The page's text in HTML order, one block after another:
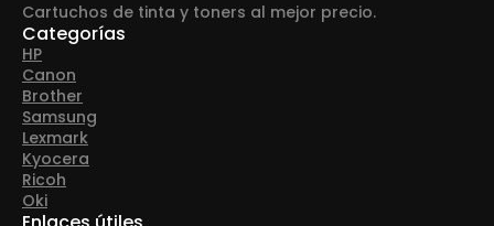
Cartuchos de tinta y toners al mejor precio.
Categorías
HP
Canon
Brother
Samsung
Lexmark
Kyocera
Ricoh
Oki